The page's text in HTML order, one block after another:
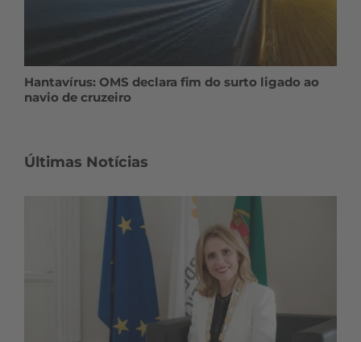
Hantavírus: OMS declara fim do surto ligado ao
navio de cruzeiro
Últimas Notícias